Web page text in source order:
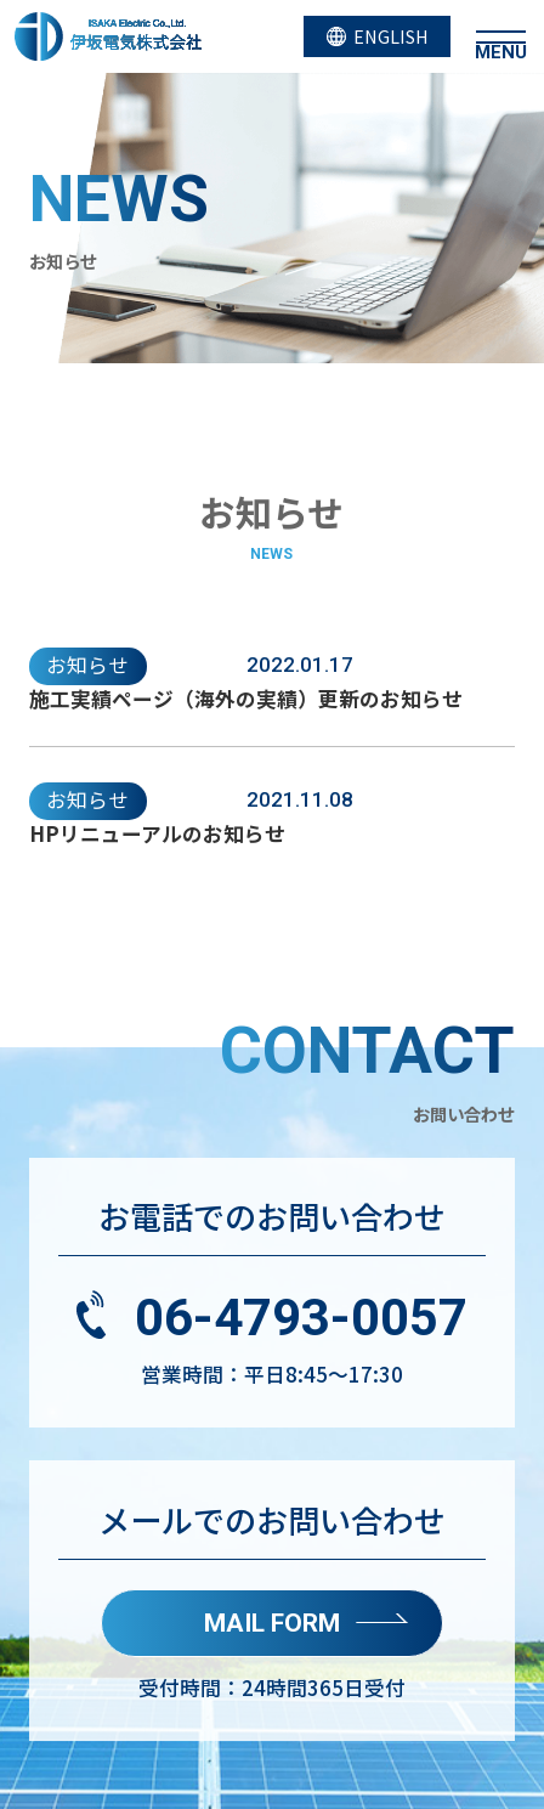
ENGLISH
MENU
NEWS
お知らせ
お知らせ
NEWS
お知らせ 2022.01.17
施工実績ページ（海外の実績）更新のお知らせ
お知らせ 2021.11.08
HPリニューアルのお知らせ
CONTACT
お問い合わせ
お電話でのお問い合わせ
06-4793-0057
営業時間：平日8:45〜17:30
メールでのお問い合わせ
MAIL FORM
受付時間：24時間365日受付